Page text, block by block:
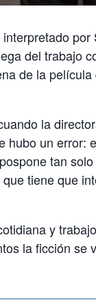
del trabajo
de la
la
hubo un error:
tan
tiene que
y
la ficción se